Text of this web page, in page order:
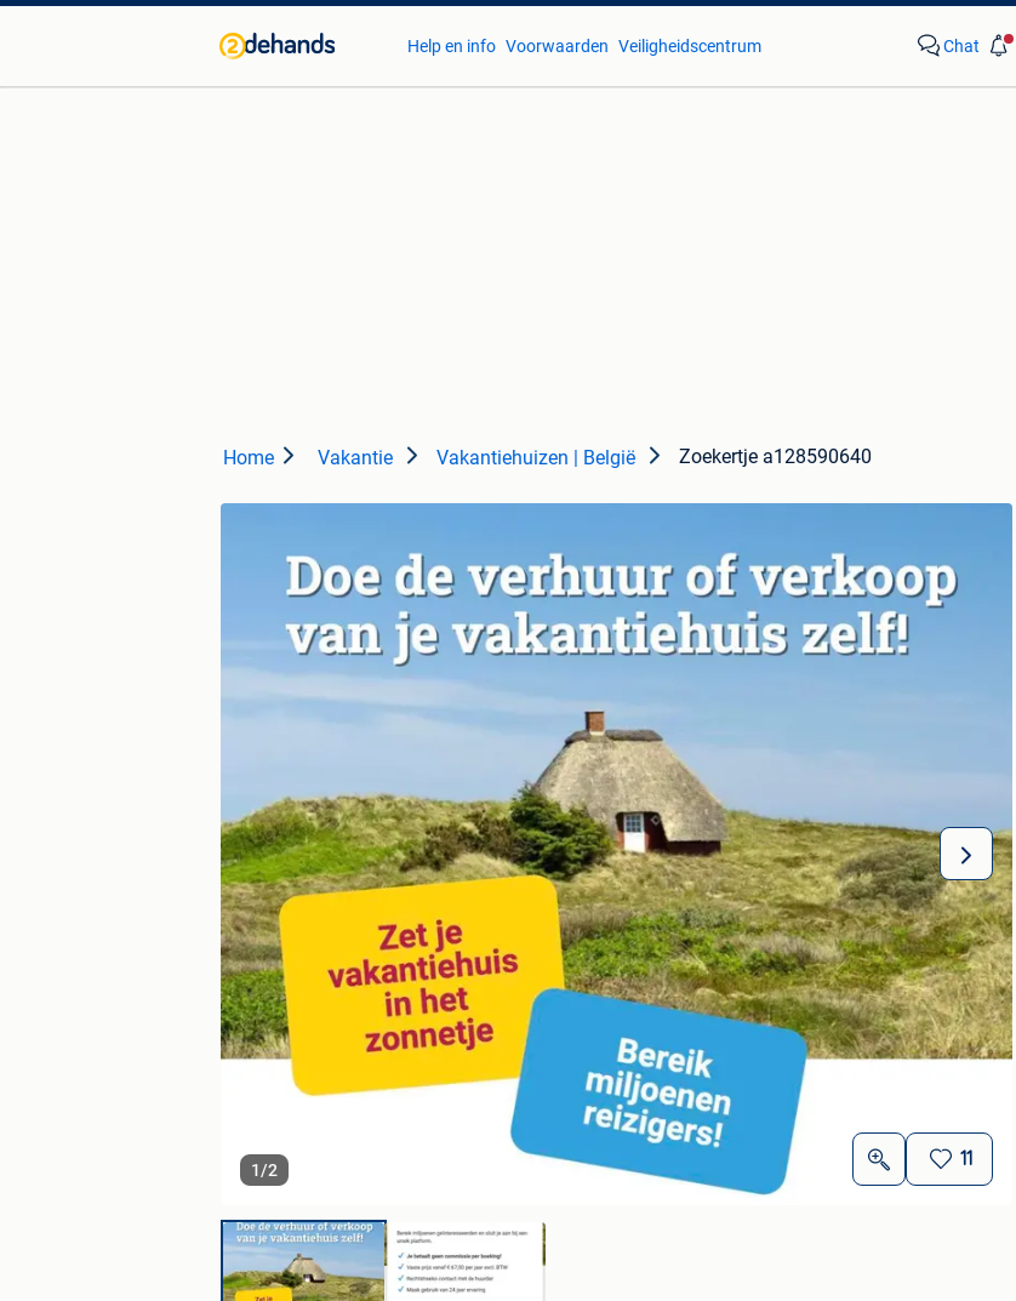
Help en info Voorwaarden Veiligheidscentrum Chat
Home Vakantie Vakantiehuizen | België Zoekertje a128590640
1/2
11